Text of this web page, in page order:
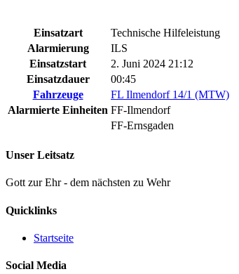
Einsatzart
Technische Hilfeleistung
Alarmierung
ILS
Einsatzstart
2. Juni 2024 21:12
Einsatzdauer
00:45
Fahrzeuge
FL Ilmendorf 14/1 (MTW)
Alarmierte Einheiten FF-Ilmendorf
FF-Ernsgaden
Unser Leitsatz
Gott zur Ehr - dem nächsten zu Wehr
Quicklinks
Startseite
Social Media